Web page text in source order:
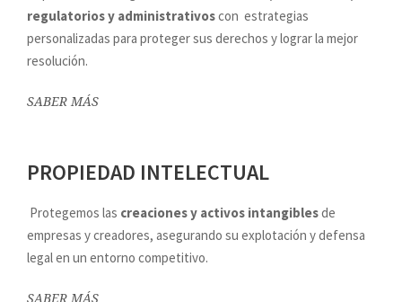
regulatorios y administrativoscon estrategias
personalizadas para proteger sus derechos y lograr la mejor
resolución.
SABER MÁS
PROPIEDAD INTELECTUAL
Protegemos las creaciones y activos intangiblesde
empresas y creadores, asegurando su explotación y defensa
legal en un entorno competitivo.
SABER MÁS